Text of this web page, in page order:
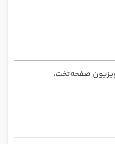
صفحه‌تخت،